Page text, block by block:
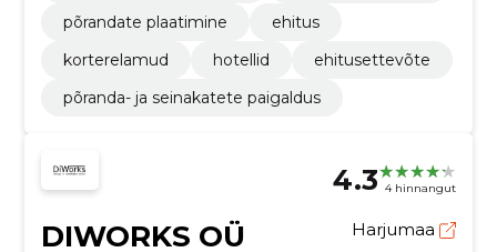
põrandate plaatimine
ehitus
korterelamud
hotellid
ehitusettevõte
põranda- ja seinakatete paigaldus
4.3 4 hinnangut
DIWORKS OÜ Harjumaa